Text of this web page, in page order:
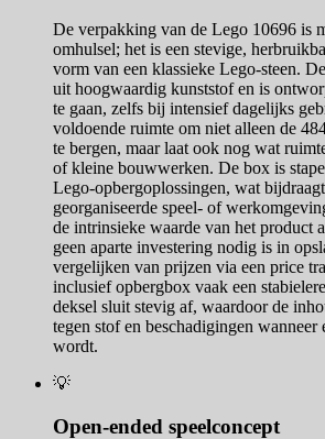
De verpakking van de Lego 10696 is
omhulsel; het is een stevige,
vorm van een klassieke Lego-steen.
uit hoogwaardig kunststof en is
te gaan, zelfs bij intensief dagelijks
voldoende ruimte om niet alleen de
te bergen, maar laat ook nog wat
of kleine bouwwerken. De box is
Lego-opbergoplossingen, wat bijdraagt
georganiseerde speel- of
de intrinsieke waarde van het product
geen aparte investering nodig is in
vergelijken van prijzen via een price
inclusief opbergbox vaak een
deksel sluit stevig af, waardoor de
tegen stof en beschadigingen wanneer
wordt.
💡
Open-ended speelconcept